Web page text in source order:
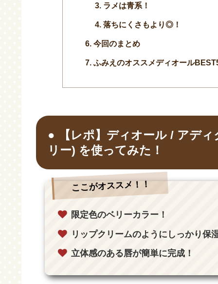
ラメは青系！
落ちにくさもより◎！
今回のまとめ
ふみえのオススメディオール
【レポ】ディオール / アデ
リー) を使ってみた！
ここがオススメ！！
限定色のベリーカラー！
リップクリームのようにしっかり保
立体感のある唇が簡単に完成！